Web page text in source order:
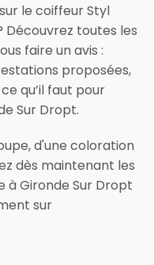
le coiffeur Styl
Découvrez toutes les
faire un avis :
proposées,
qu’il faut pour
Sur Dropt.
d'une coloration
dès maintenant les
à Gironde Sur Dropt
sur